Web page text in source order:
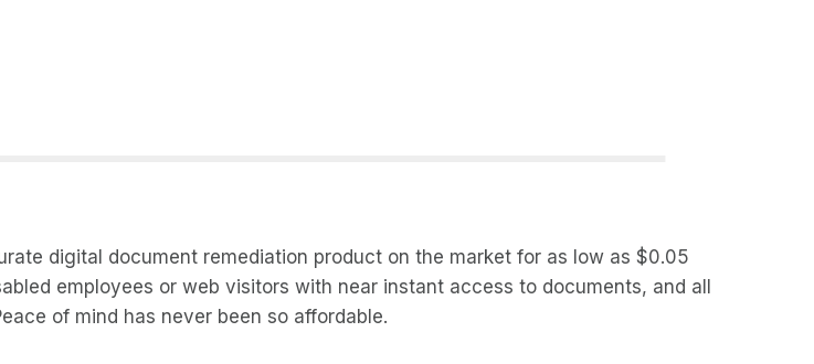
digital document remediation product on the market for as low as $0.05
employees or web visitors with near instant access to documents, and all
of mind has never been so affordable.